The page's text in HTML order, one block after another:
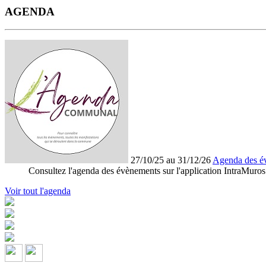
AGENDA
27/10/25 au 31/12/26 Agenda des
Consultez l'agenda des évènements sur l'application IntraMuros
Voir tout l'agenda